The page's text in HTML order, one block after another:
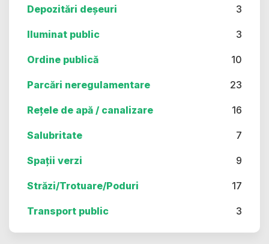
Depozitări deșeuri 3
Iluminat public 3
Ordine publică 10
Parcări neregulamentare 23
Rețele de apă / canalizare 16
Salubritate 7
Spații verzi 9
Străzi/Trotuare/Poduri 17
Transport public 3